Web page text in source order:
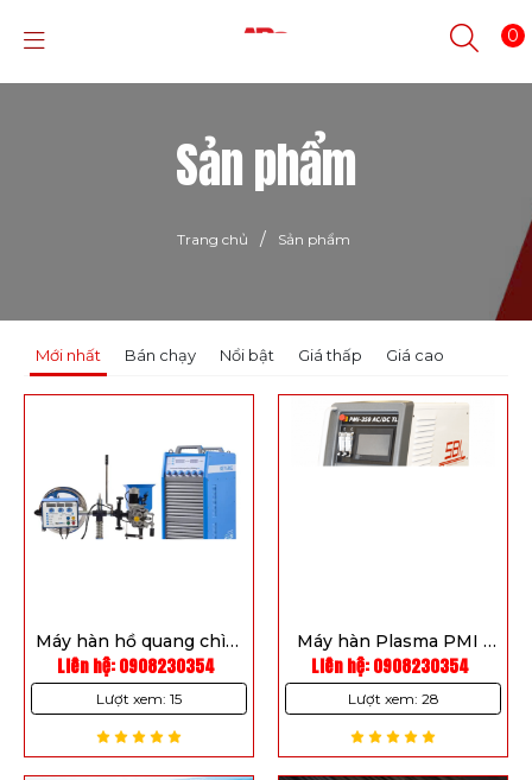
0
Sản phẩm
Trang chủ / Sản phẩm
Mới nhất Bán chạy Nổi bật Giá thấp Giá cao
Máy hàn hồ quang chìm
MZ-630/MZ-1000/MZ-
1250/MZ-1600
Liên hệ: 0908230354
Lượt xem: 15
Máy hàn Plasma PMI -
350 AC/DC TL3
Liên hệ: 0908230354
Lượt xem: 28